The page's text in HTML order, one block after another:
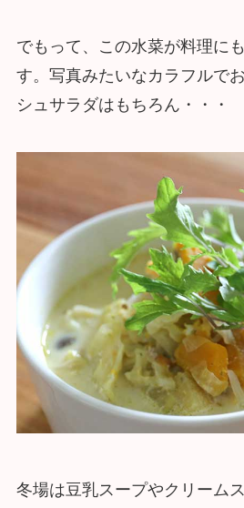
でもって、この水菜が料理に
す。写真みたいなカラフルで
シュサラダはもちろん・・・
冬場は豆乳スープやクリーム